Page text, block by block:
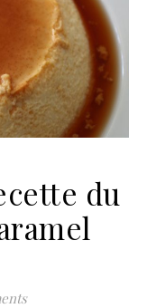
du